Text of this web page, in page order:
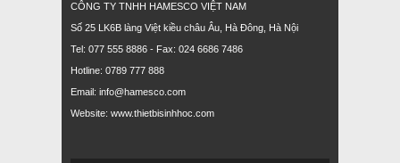
CÔNG TY TNHH HAMESCO VIỆT NAM
Số 25 LK6B làng Việt kiều châu Âu, Hà Đông, Hà Nội
Tel: 077 555 8886 - Fax: 024 6686 7486
Hotline: 0789 777 888
Email: info@hamesco.com
Website: www.thietbisinhhoc.com